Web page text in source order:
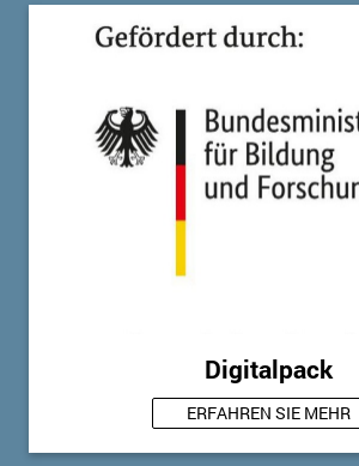
Digitalpack
ERFAHREN SIE MEHR